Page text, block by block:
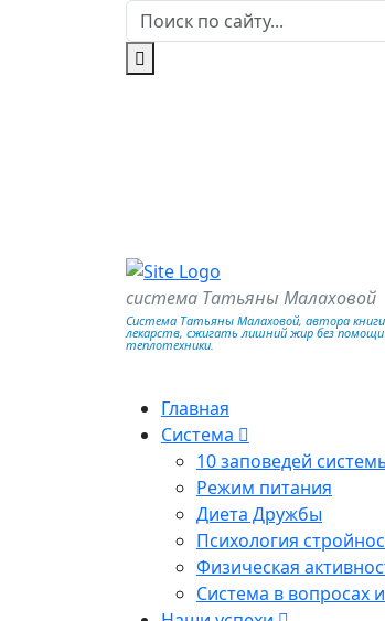
система Татьяны Малаховой
Система Татьяны Малаховой, автора книги
лекарств, сжигать лишний жир без
теплотехники.
Главная
Система
10 заповедей
Режим питания
Диета Дружбы
Психология
Физическая
Система в вопросах